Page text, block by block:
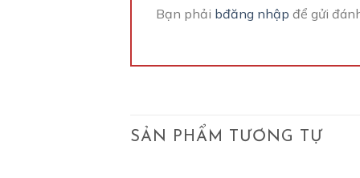
Bạn phải bđăng nhập để gửi
SẢN PHẨM TƯƠNG TỰ